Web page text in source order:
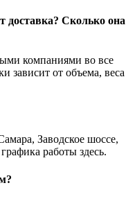
доставка? Сколько она
компаниями во все
зависит от объема, веса
Заводское шоссе,
работы здесь.